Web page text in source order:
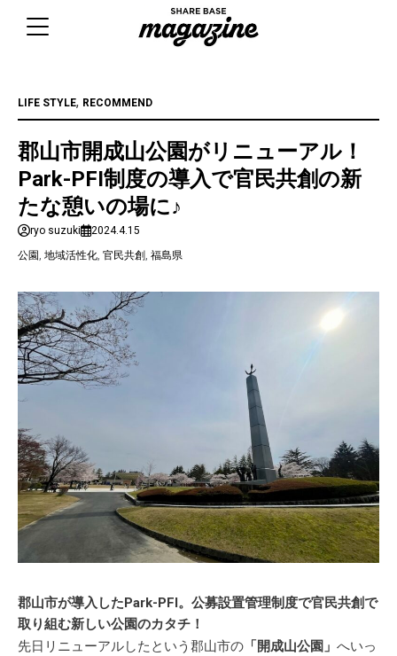
LIFE STYLE, RECOMMEND
郡山市開成山公園がリニューアル！
Park-PFI制度の導入で官民共創の新
たな憩いの場に♪
ryo suzuki
2024.4.15
公園 , 地域活性化, 官民共創 , 福島県
郡山市が導入したPark-PFI。公募設置管理制度で官民共創で
取り組む新しい公園のカタチ！
先日リニューアルしたという郡山市の 「開成山公園」 へいっ